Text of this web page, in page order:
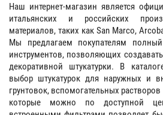
Наш интернет-магазин является
итальянских и российских
материалов, таких как San Marco,
Мы предлагаем покупателям
инструментов, позволяющих
декоративной штукатурки. В
выбор штукатурок для наружных и
грунтовок, вспомогательных
которые можно по доступной